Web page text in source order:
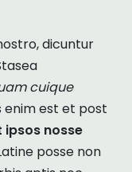
dicuntur
cuique
enim est et post
ipsos nosse
posse non